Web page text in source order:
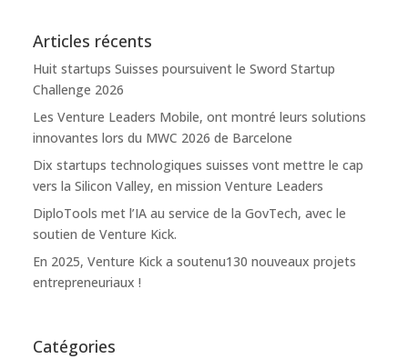
Articles récents
Huit startups Suisses poursuivent le Sword Startup
Challenge 2026
Les Venture Leaders Mobile, ont montré leurs solutions
innovantes lors du MWC 2026 de Barcelone
Dix startups technologiques suisses vont mettre le cap
vers la Silicon Valley, en mission Venture Leaders
DiploTools met l’IA au service de la GovTech, avec le
soutien de Venture Kick.
En 2025, Venture Kick a soutenu130 nouveaux projets
entrepreneuriaux !
Catégories